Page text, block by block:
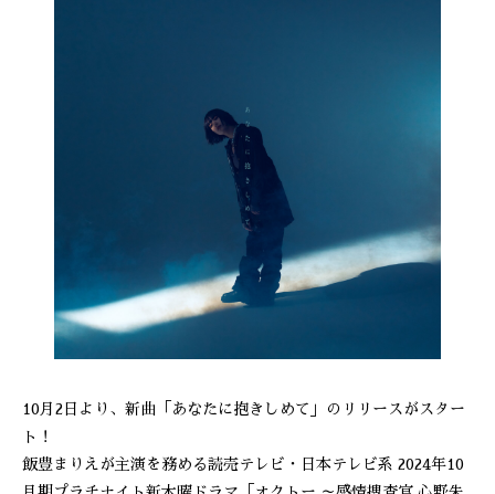
10月2日より、新曲「あなたに抱きしめて」のリリースがスター
ト！
飯豊まりえが主演を務める読売テレビ・日本テレビ系 2024年10